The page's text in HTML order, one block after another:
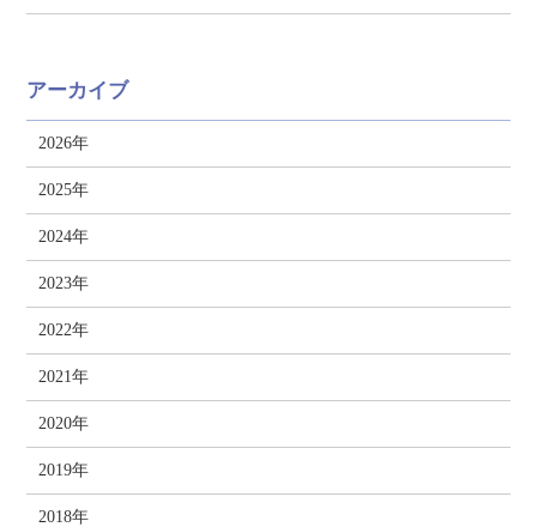
アーカイブ
2026年
2025年
2024年
2023年
2022年
2021年
2020年
2019年
2018年